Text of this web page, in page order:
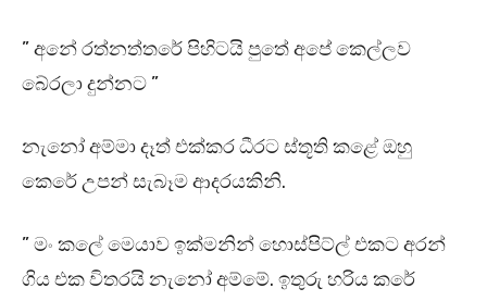
” අනේ රත්නත්තරේ පිහිටයි පුතේ අපේ කෙල්ලව
බේරලා දුන්නට ”
නැනෝ අම්මා දෑත් එක්කර ධීරට ස්තූති කළේ ඔහු
කෙරේ උපන් සැබෑම ආදරයකිනි.
” මං කලේ මෙයාව ඉක්මනින් හොස්පිට්ල් එකට අරන්
ගිය එක විතරයි නැනෝ අම්මේ. ඉතුරු හරිය කරේ